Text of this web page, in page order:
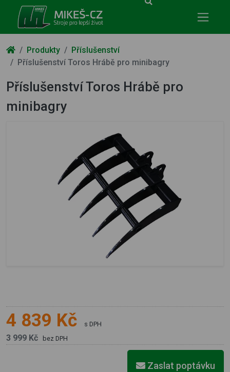
Produkty
Příslušenství
Příslušenství Toros Hrábě pro minibagry
Příslušenství Toros Hrábě pro
minibagry
4 839 Kč s DPH
3 999 Kč bez DPH
Zaslat poptávku